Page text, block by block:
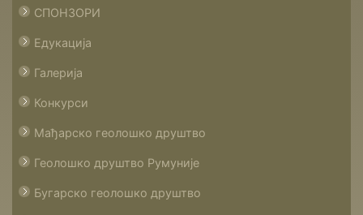
СПОНЗОРИ
Едукација
Галерија
Конкурси
Мађарско геолошко друштво
Геолошко друштво Румуније
Бугарско геолошко друштво